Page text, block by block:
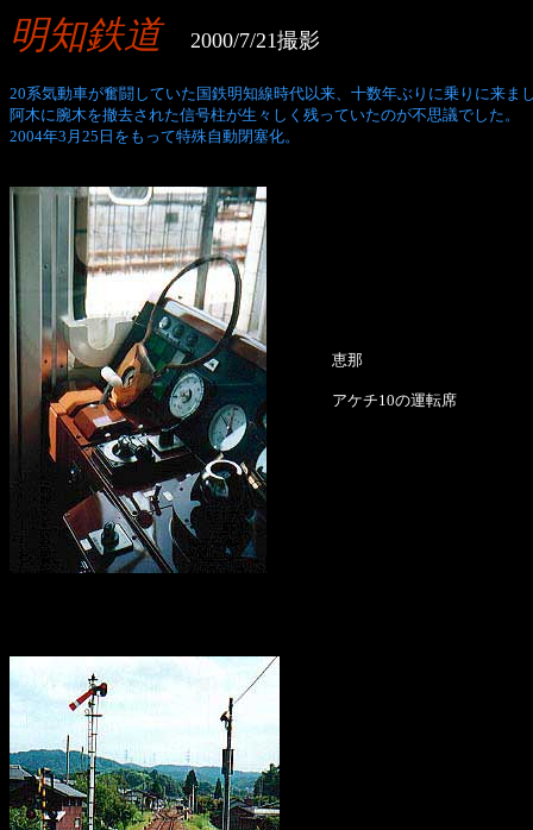
明知鉄道 2000/7/21撮影
20系気動車が奮闘していた国鉄明知線時代以来、十数年ぶりに乗りに来ま
阿木に腕木を撤去された信号柱が生々しく残っていたのが不思議でした。
2004年3月25日をもって特殊自動閉塞化。
恵那
アケチ10の運転席